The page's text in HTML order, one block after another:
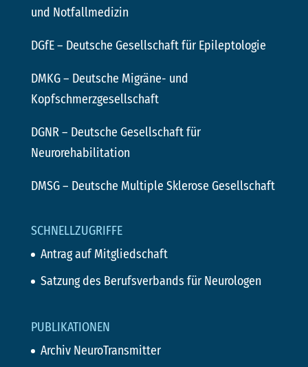
und Notfallmedizin
DGfE– Deutsche Gesellschaft für Epileptologie
DMKG– Deutsche Migräne- und
Kopfschmerzgesellschaft
DGNR– Deutsche Gesellschaft für
Neurorehabilitation
DMSG– Deutsche Multiple Sklerose Gesellschaft
SCHNELLZUGRIFFE
Antrag auf Mitgliedschaft
Satzung des Berufsverbands für Neurologen
PUBLIKATIONEN
Archiv NeuroTransmitter